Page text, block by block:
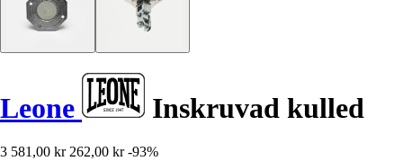
Leone Inskruvad kulled
3 581,00 kr 262,00 kr -93%